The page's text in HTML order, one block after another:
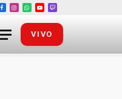
Facebook
Instagram
WhatsApp
YouTube
Twitch
VIVO